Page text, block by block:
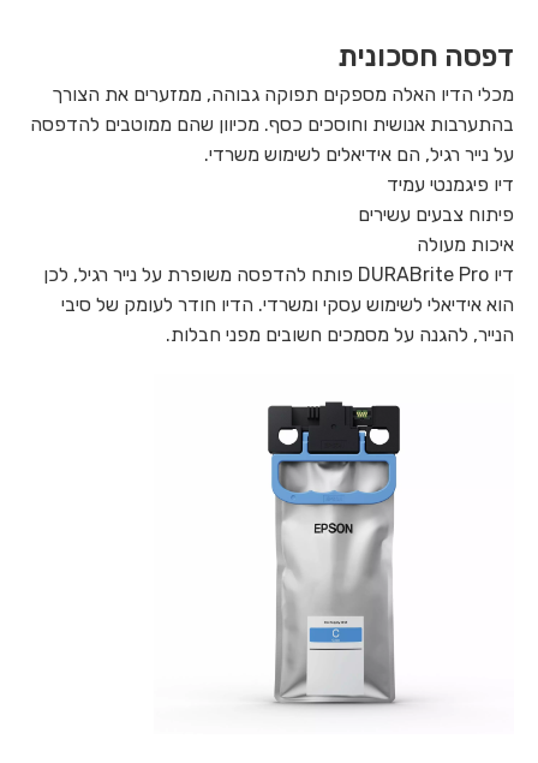
דפסה חסכונית
מכלי הדיו האלה מספקים תפוקה גבוהה, ממזערים את הצורך
בהתערבות אנושית וחוסכים כסף. מכיוון שהם ממוטבים להדפסה
על נייר רגיל, הם אידיאלים לשימוש משרדי.
דיו פיגמנטי עמיד
פיתוח צבעים עשירים
איכות מעולה
דיו DURABrite Pro פותח להדפסה משופרת על נייר רגיל, לכן
הוא אידיאלי לשימוש עסקי ומשרדי. הדיו חודר לעומק של סיבי
הנייר, להגנה על מסמכים חשובים מפני חבלות.